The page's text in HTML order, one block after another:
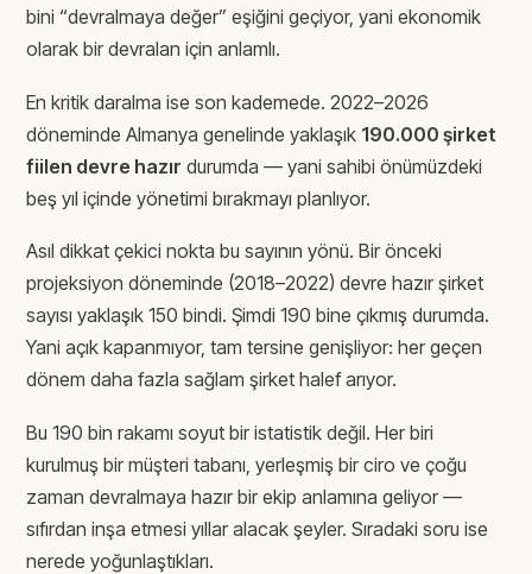
bini “devralmaya değer” eşiğini geçiyor, yani ekonomik
olarak bir devralan için anlamlı.
En kritik daralma ise son kademede. 2022–2026
döneminde Almanya genelinde yaklaşık 190.000 şirket
fiilen devre hazır durumda — yani sahibi önümüzdeki
beş yıl içinde yönetimi bırakmayı planlıyor.
Asıl dikkat çekici nokta bu sayının yönü. Bir önceki
projeksiyon döneminde (2018–2022) devre hazır şirket
sayısı yaklaşık 150 bindi. Şimdi 190 bine çıkmış durumda.
Yani açık kapanmıyor, tam tersine genişliyor: her geçen
dönem daha fazla sağlam şirket halef arıyor.
Bu 190 bin rakamı soyut bir istatistik değil. Her biri
kurulmuş bir müşteri tabanı, yerleşmiş bir ciro ve çoğu
zaman devralmaya hazır bir ekip anlamına geliyor —
sıfırdan inşa etmesi yıllar alacak şeyler. Sıradaki soru ise
nerede yoğunlaştıkları.